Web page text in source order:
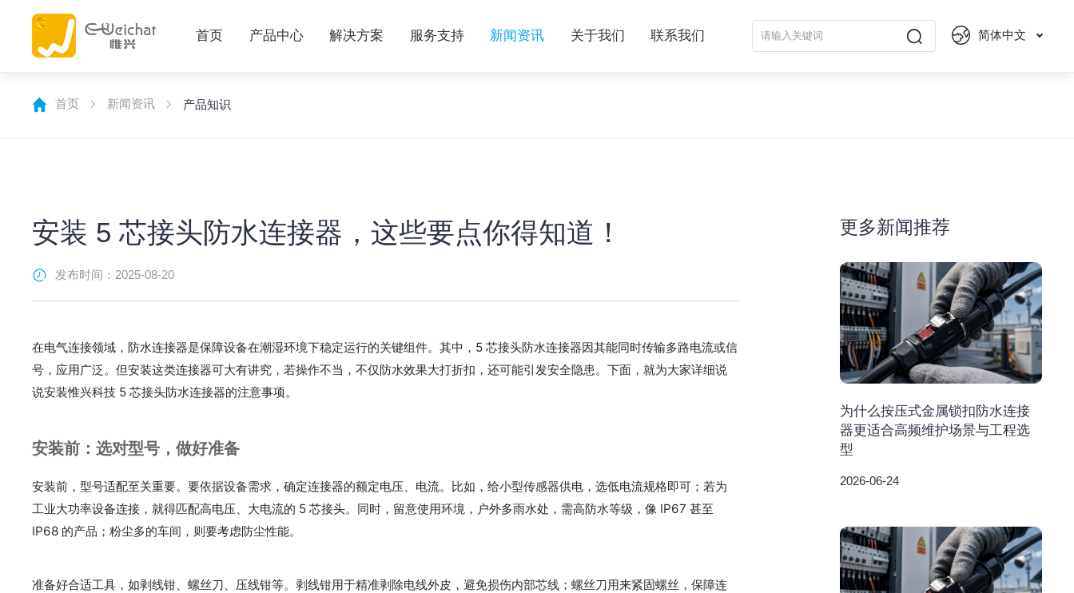
首页 产品中心 解决方案 服务支持 新闻资讯 关于我们 联系我们 简体中文
首页 新闻资讯 产品知识
安装 5 芯接头防水连接器，这些要点你得知道！
发布时间：2025-08-20
在电气连接领域，防水连接器是保障设备在潮湿环境下稳定运行的关键组件。其中，5 芯接头防水连接器因其能同时传输多路电流或信
号，应用广泛。但安装这类连接器可大有讲究，若操作不当，不仅防水效果大打折扣，还可能引发安全隐患。下面，就为大家详细说
说安装惟兴科技 5 芯接头防水连接器的注意事项。
安装前：选对型号，做好准备
安装前，型号适配至关重要。要依据设备需求，确定连接器的额定电压、电流。比如，给小型传感器供电，选低电流规格即可；若为
工业大功率设备连接，就得匹配高电压、大电流的 5 芯接头。同时，留意使用环境，户外多雨水处，需高防水等级，像 IP67 甚至
IP68 的产品；粉尘多的车间，则要考虑防尘性能。
准备好合适工具，如剥线钳、螺丝刀、压线钳等。剥线钳用于精准剥除电线外皮，避免损伤内部芯线；螺丝刀用来紧固螺丝，保障连
更多新闻推荐
为什么按压式金属锁扣防水连接
器更适合高频维护场景与工程选
型
2026-06-24